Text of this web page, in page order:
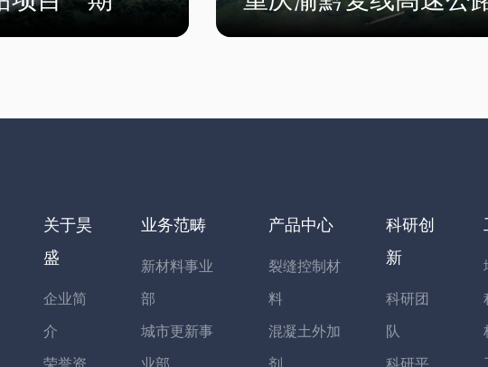
关于昊
盛
企业简
介
荣誉资
业务范畴
新材料事业
部
城市更新事
业部
产品中心
裂缝控制材
料
混凝土外加
剂
科研创
新
科研团
队
科研平